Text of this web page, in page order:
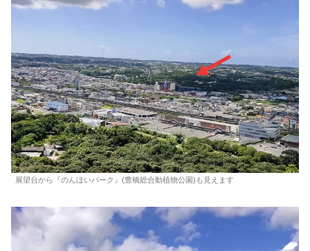
展望台から『のんほいパーク』(豊橋総合動植物公園)も見えます